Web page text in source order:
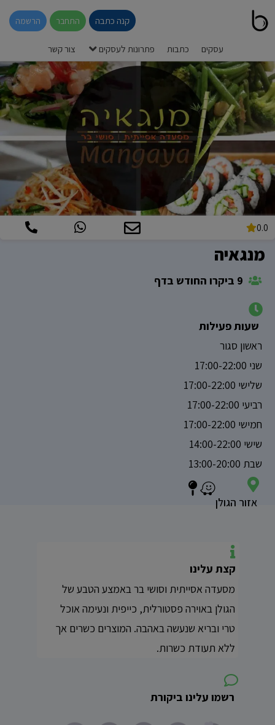
קנה כתבה התחבר הרשמה
עסקים כתבות פתרונות לעסקים צור קשר
0.0
מנגאיה
שעות פעילות
ראשון סגור
שני 17:00-22:00
שלישי 17:00-22:00
רביעי 17:00-22:00
חמישי 17:00-22:00
שישי 14:00-22:00
שבת 13:00-20:00
אזור הגולן
קצת עלינו
מסעדה אסייתית וסושי בר באמצע הטבע של
הגולן באוירה פסטורלית, כייפית ונעימה אוכל
טרי ובריא שנעשה באהבה. המוצרים כשרים אך
ללא תעודת כשרות.
רשמו עלינו ביקורת